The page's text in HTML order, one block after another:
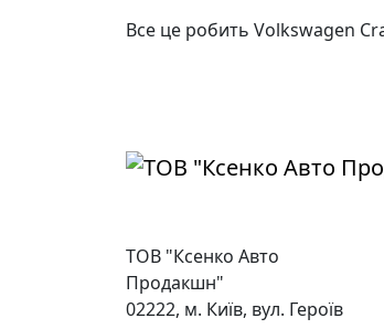
Все це робить Volkswagen
ТОВ "Ксенко Авто
Продакшн"
02222, м. Київ, вул. Героїв